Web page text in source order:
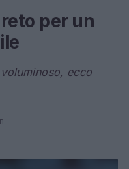
per un
ecco